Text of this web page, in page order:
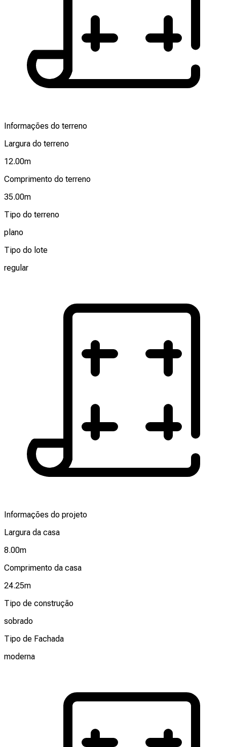
Informações do terreno
Largura do terreno
12.00m
Comprimento do terreno
35.00m
Tipo do terreno
plano
Tipo do lote
regular
Informações do projeto
Largura da casa
8.00m
Comprimento da casa
24.25m
Tipo de construção
sobrado
Tipo de Fachada
moderna